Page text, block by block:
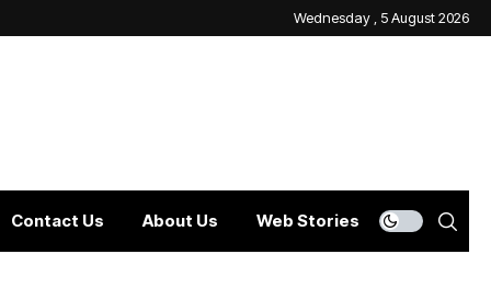
Wednesday , 5 August 2026
Contact Us About Us Web Stories